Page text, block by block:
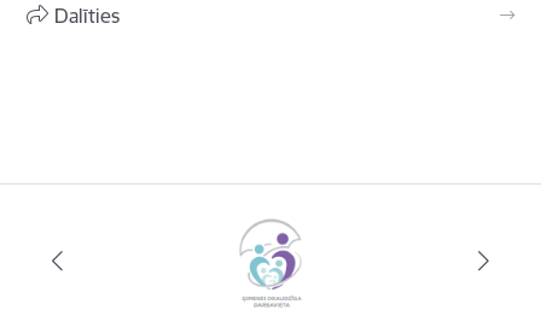
Dalīties